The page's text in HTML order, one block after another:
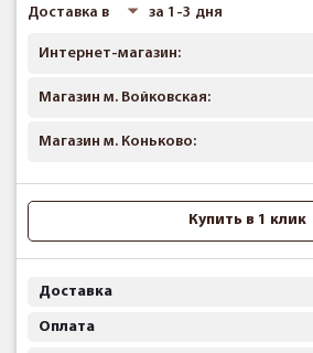
Доставка в за 1-3 дня
Интернет-магазин:
Магазин м. Войковская:
Магазин м. Коньково:
Купить в 1 клик
Доставка
Оплата